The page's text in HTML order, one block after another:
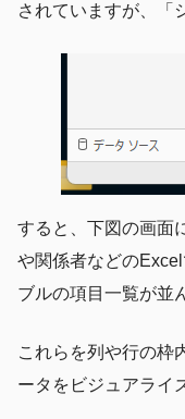
されていますが、「
すると、下図の画面
や関係者などの
ブルの項目一覧が並
これらを列や行の枠
ータをビジュアライ